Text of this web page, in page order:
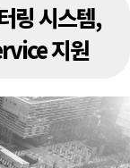
링 시스템,
지원